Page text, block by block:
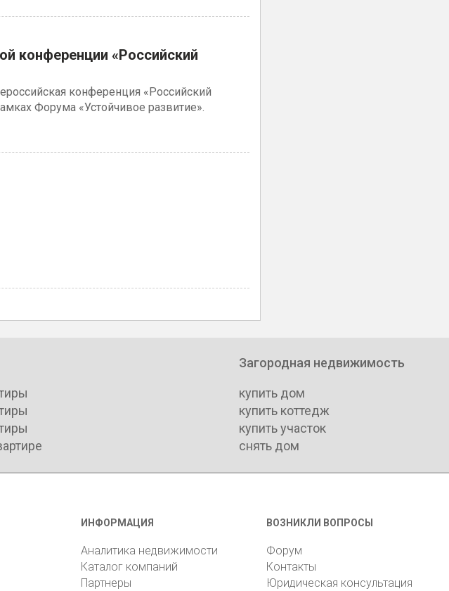
конференции «Российский
конференция «Российский
Форума «Устойчивое развитие».
Загородная недвижимость
купить дом
купить коттедж
купить участок
снять дом
ИНФОРМАЦИЯ
Аналитика недвижимости
Каталог компаний
Партнеры
ВОЗНИКЛИ ВОПРОСЫ
Форум
Контакты
Юридическая консультация